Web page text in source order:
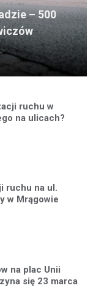
– 500
ruchu w
na ulicach?
ruchu na ul.
w Mrągowie
na plac Unii
się 23 marca